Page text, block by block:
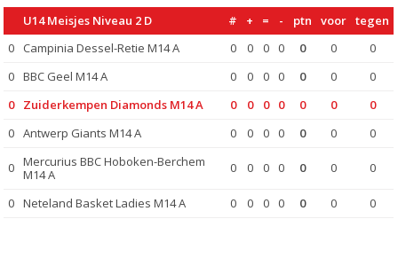
U14 Meisjes Niveau 2 D # + = - ptn voor tegen
0
Campinia Dessel-Retie M14 A 0 0 0 0 0 0
0
0 BBC Geel M14 A 0 0 0 0 0 0
0
0 Zuiderkempen Diamonds M14 A 0 0 0 0 0 0
0
0 Antwerp Giants M14 A 0 0 0 0 0 0 0
0 Mercurius BBC Hoboken-Berchem
M14 A
0 0 0 0 0 0 0
0 Neteland Basket Ladies M14 A 0 0 0 0 0 0 0